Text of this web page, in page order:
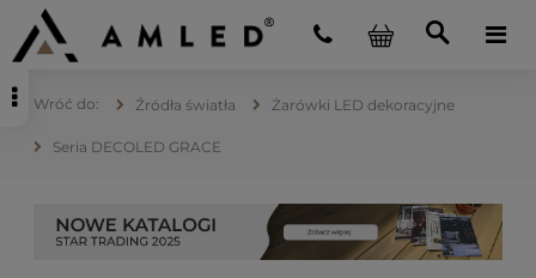
Źródła światła Żarówki LED dekoracyjne
Seria DECOLED GRACE